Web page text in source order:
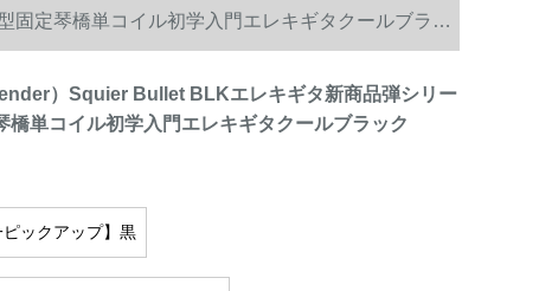
固定琴橋単コイル初学入門エレキギタクールブラッ
）Squier Bullet BLKエレキギタ新商品弾シリー
橋単コイル初学入門エレキギタクールブラック
ピックアップ】黒